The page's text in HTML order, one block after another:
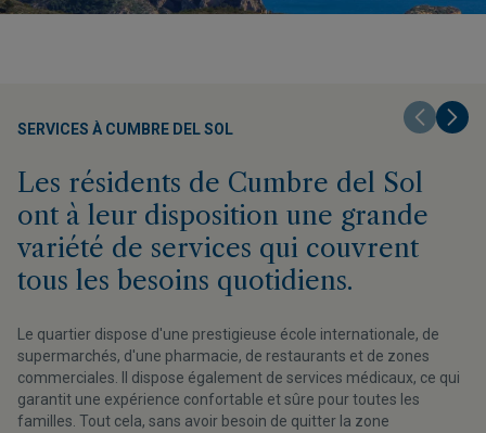
SERVICES À CUMBRE DEL SOL
Les résidents de Cumbre del Sol
ont à leur disposition une grande
variété de services qui couvrent
tous les besoins quotidiens.
Le quartier dispose d'une prestigieuse école internationale, de
supermarchés, d'une pharmacie, de restaurants et de zones
commerciales. Il dispose également de services médicaux, ce qui
garantit une expérience confortable et sûre pour toutes les
familles. Tout cela, sans avoir besoin de quitter la zone